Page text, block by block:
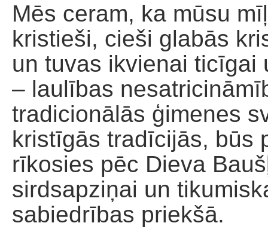
Mēs ceram, ka mūsu
kristieši, cieši glabās
un tuvas ikvienai ticīgai
– laulības
tradicionālās ģimenes
kristīgās tradīcijās, būs
rīkosies pēc Dieva
sirdsapziņai un
sabiedrības priekšā.